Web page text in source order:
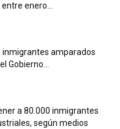
enero...
inmigrantes amparados
Gobierno...
a 80.000 inmigrantes
según medios